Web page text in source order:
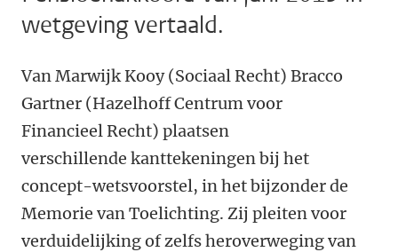
wetgeving vertaald.
Van Marwijk Kooy (Sociaal Recht) Bracco
Gartner (Hazelhoff Centrum voor
Financieel Recht) plaatsen
verschillende kanttekeningen bij het
concept-wetsvoorstel, in het bijzonder de
Memorie van Toelichting. Zij pleiten voor
verduidelijking of zelfs heroverweging van